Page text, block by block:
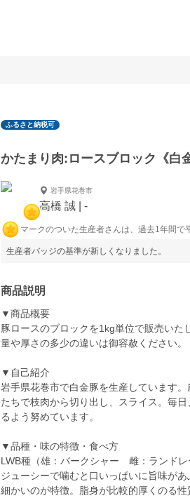
ふるさと納税可
かたまり肉:ロースブロック《白
岩手県花巻市
高橋 誠 | -
マークのついた生産者さんは、過去1年間で
生産者バッジの基準が新しくなりました。
商品説明
▼商品概要
豚ロースのブロックを1kg単位で販売い
量や厚さの多少の違いは御容赦ください。
▼自己紹介
岩手県花巻市で白金豚を生産しています
たちで枝肉から切り出し、スライス。毎
るよう努めています。
▼品種・味の特徴・食べ方
LWB種（雄：バークシャー 雌：ランドレ
ジューシーで噛むと口いっぱいに旨味が
細かいのが特徴。脂身が比較的厚くのる